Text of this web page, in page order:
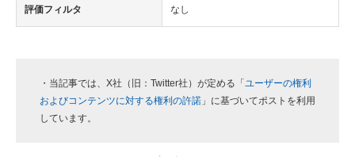
評価フィルタ なし
・当記事では、X社（旧：Twitter社）が定める「 ユーザーの権利
およびコンテンツに対する権利の許諾 」に基づいてポストを利用
しています。